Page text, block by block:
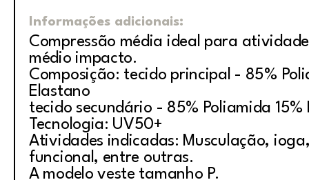
Informações adicionais:
Compressão média ideal para
médio impacto.
Composição: tecido principal - 85%
Elastano
tecido secundário - 85% Poliamida 15%
Tecnologia: UV50+
Atividades indicadas: Musculação,
funcional, entre outras.
A modelo veste tamanho P.